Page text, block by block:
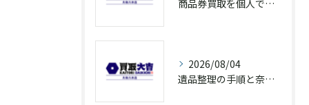
商品券買取を個人で利用する際の奈良県橿原市で知っておきたい高換金ポイント
2026/08/04
遺品整理の手順と奈良県橿原市で無駄なく片付ける方法とごみ処分ポイント